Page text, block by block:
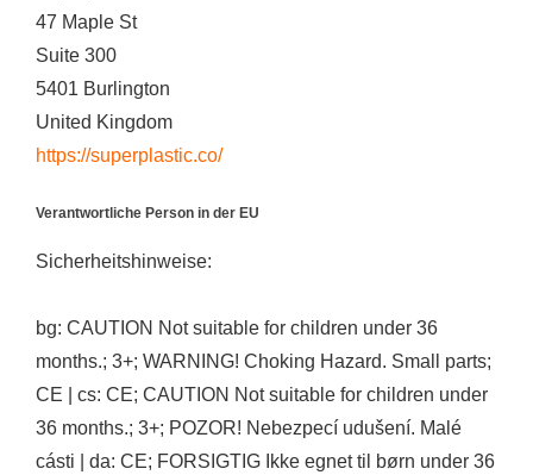
47 Maple St
Suite 300
5401 Burlington
United Kingdom
https://superplastic.co/
Verantwortliche Person in der EU
Sicherheitshinweise:
bg: CAUTION Not suitable for children under 36
months.; 3+; WARNING! Choking Hazard. Small parts;
CE | cs: CE; CAUTION Not suitable for children under
36 months.; 3+; POZOR! Nebezpecí udušení. Malé
cásti | da: CE; FORSIGTIG Ikke egnet til børn under 36